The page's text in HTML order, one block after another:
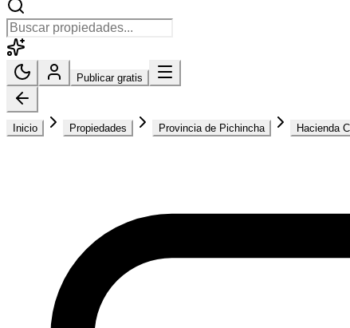
Publicar gratis
Inicio Propiedades Provincia de Pichincha Hacienda